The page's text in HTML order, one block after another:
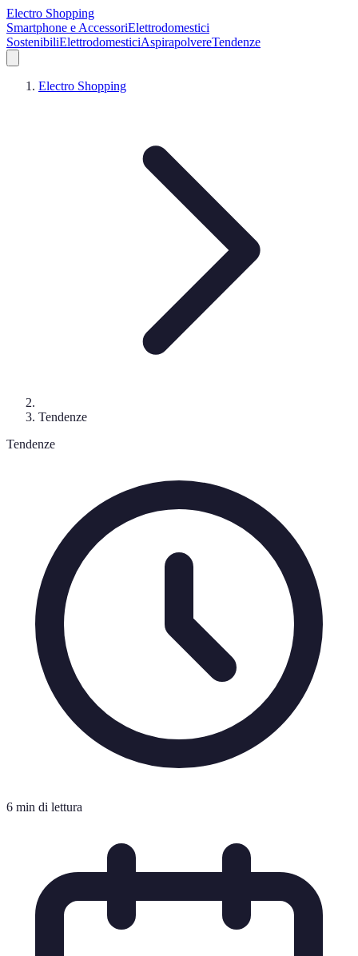
Electro Shopping
Smartphone e AccessoriElettrodomestici
SostenibiliElettrodomesticiAspirapolvereTendenze
Electro Shopping
Tendenze
Tendenze
6 min di lettura